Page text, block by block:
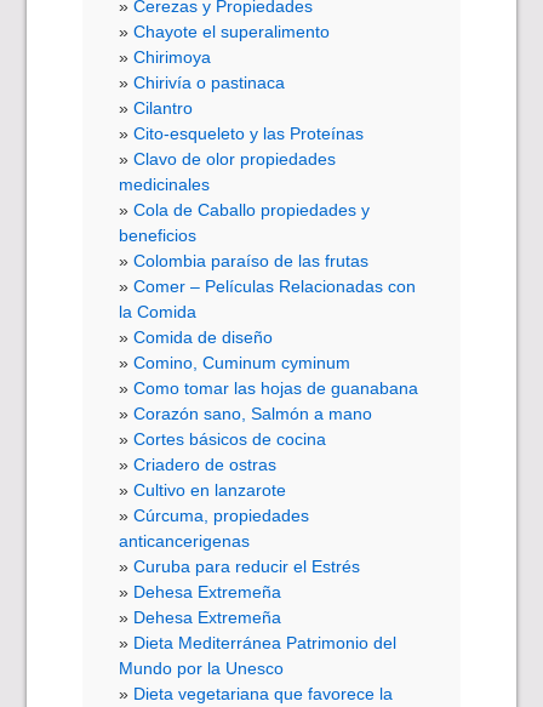
Cerezas y Propiedades
Chayote el superalimento
Chirimoya
Chirivía o pastinaca
Cilantro
Cito-esqueleto y las Proteínas
Clavo de olor propiedades
medicinales
Cola de Caballo propiedades y
beneficios
Colombia paraíso de las frutas
Comer – Películas Relacionadas con
la Comida
Comida de diseño
Comino, Cuminum cyminum
Como tomar las hojas de guanabana
Corazón sano, Salmón a mano
Cortes básicos de cocina
Criadero de ostras
Cultivo en lanzarote
Cúrcuma, propiedades
anticancerigenas
Curuba para reducir el Estrés
Dehesa Extremeña
Dehesa Extremeña
Dieta Mediterránea Patrimonio del
Mundo por la Unesco
Dieta vegetariana que favorece la